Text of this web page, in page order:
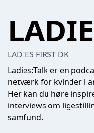
LADIES FIRST DK
Ladies:Talk er en
netværk for kvinder i
Her kan du høre
interviews om
samfund.